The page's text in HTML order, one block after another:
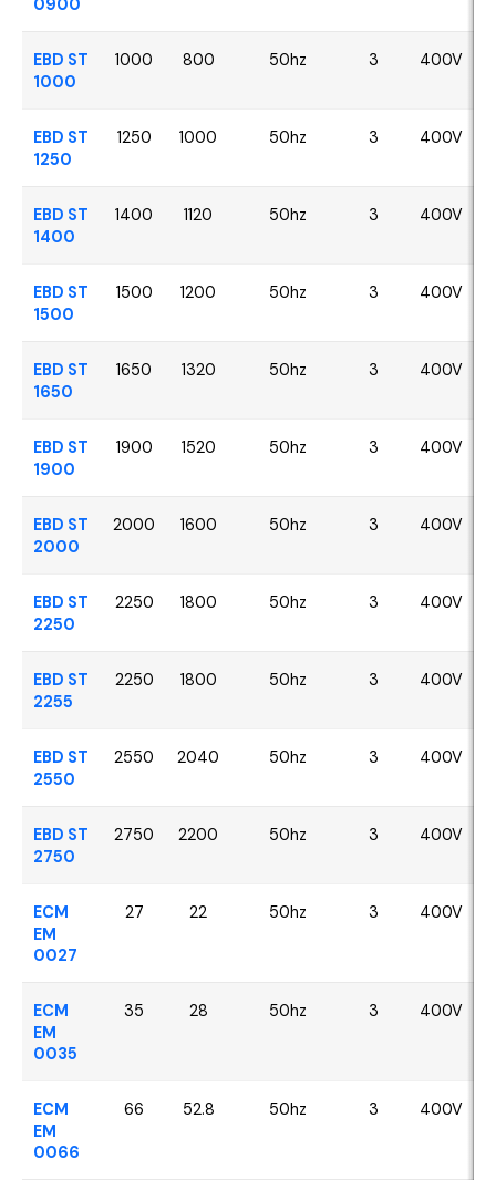
0900
EBD ST
1000
1000 800 50hz 3 400V
EBD ST
1250
1250 1000 50hz 3 400V
EBD ST
1400
1400 1120 50hz 3 400V
EBD ST
1500
1500 1200 50hz 3 400V
EBD ST
1650
1650 1320 50hz 3 400V
EBD ST
1900
1900 1520 50hz 3 400V
EBD ST
2000
2000 1600 50hz 3 400V
EBD ST
2250
2250 1800 50hz 3 400V
EBD ST
2255
2250 1800 50hz 3 400V
EBD ST
2550
2550 2040 50hz 3 400V
EBD ST
2750
2750 2200 50hz 3 400V
ECM
EM
0027
27 22 50hz 3 400V
ECM
EM
0035
35 28 50hz 3 400V
ECM
EM
0066
66 52.8 50hz 3 400V